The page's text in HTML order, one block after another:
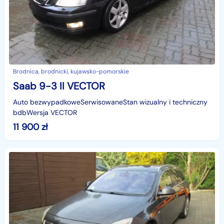
Brodnica, brodnicki, kujawsko-pomorskie
Saab 9-3 II VECTOR
Auto bezwypadkoweSerwisowaneStan wizualny i techniczny
bdbWersja VECTOR
11 900zł